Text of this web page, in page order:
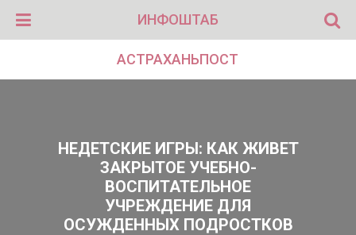
ИНФОШТАБ
АСТРАХАНЬПОСТ
НЕДЕТСКИЕ ИГРЫ: КАК ЖИВЕТ
ЗАКРЫТОЕ УЧЕБНО-
ВОСПИТАТЕЛЬНОЕ
УЧРЕЖДЕНИЕ ДЛЯ
ОСУЖДЕННЫХ ПОДРОСТКОВ